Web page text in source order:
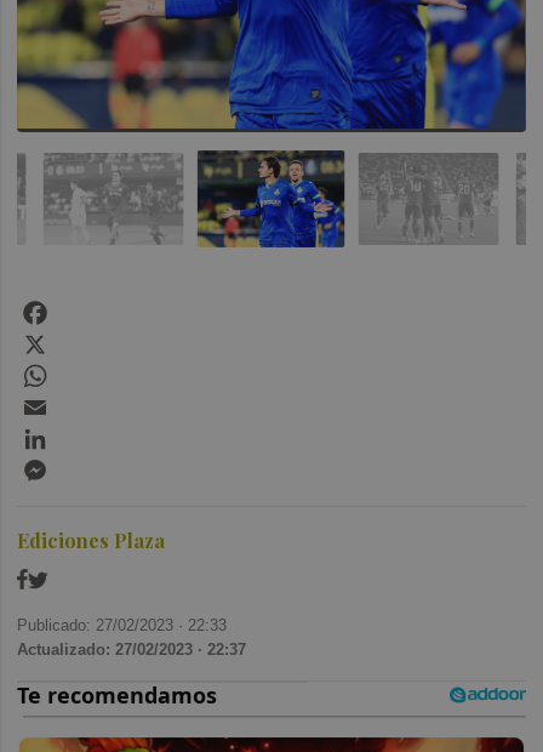
Ediciones Plaza
Publicado: 27/02/2023 · 22:33
Actualizado: 27/02/2023 · 22:37